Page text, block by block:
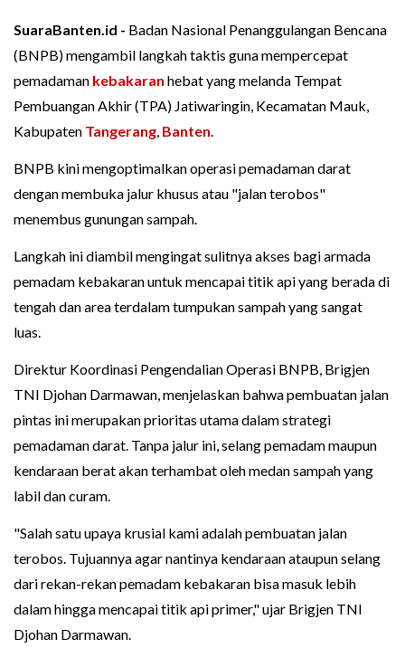
SuaraBanten.id - Badan Nasional Penanggulangan Bencana
(BNPB) mengambil langkah taktis guna mempercepat
pemadaman kebakaran hebat yang melanda Tempat
Pembuangan Akhir (TPA) Jatiwaringin, Kecamatan Mauk,
Kabupaten Tangerang, Banten.
BNPB kini mengoptimalkan operasi pemadaman darat
dengan membuka jalur khusus atau "jalan terobos"
menembus gunungan sampah.
Langkah ini diambil mengingat sulitnya akses bagi armada
pemadam kebakaran untuk mencapai titik api yang berada di
tengah dan area terdalam tumpukan sampah yang sangat
luas.
Direktur Koordinasi Pengendalian Operasi BNPB, Brigjen
TNI Djohan Darmawan, menjelaskan bahwa pembuatan jalan
pintas ini merupakan prioritas utama dalam strategi
pemadaman darat. Tanpa jalur ini, selang pemadam maupun
kendaraan berat akan terhambat oleh medan sampah yang
labil dan curam.
"Salah satu upaya krusial kami adalah pembuatan jalan
terobos. Tujuannya agar nantinya kendaraan ataupun selang
dari rekan-rekan pemadam kebakaran bisa masuk lebih
dalam hingga mencapai titik api primer," ujar Brigjen TNI
Djohan Darmawan.